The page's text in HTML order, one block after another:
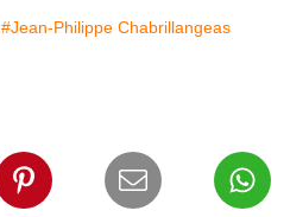
#Jean-Philippe Chabrillangeas